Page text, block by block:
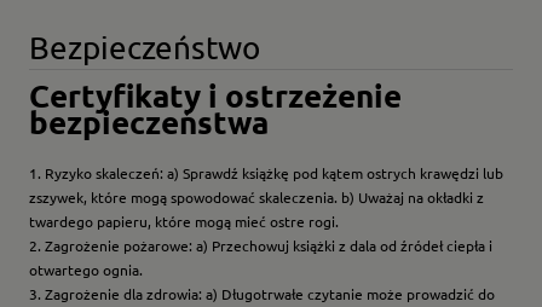
Bezpieczeństwo
Certyfikaty i ostrzeżenie
bezpieczeństwa
1. Ryzyko skaleczeń: a) Sprawdź książkę pod kątem ostrych krawędzi lub
zszywek, które mogą spowodować skaleczenia. b) Uważaj na okładki z
twardego papieru, które mogą mieć ostre rogi.
2. Zagrożenie pożarowe: a) Przechowuj książki z dala od źródeł ciepła i
otwartego ognia.
3. Zagrożenie dla zdrowia: a) Długotrwałe czytanie może prowadzić do